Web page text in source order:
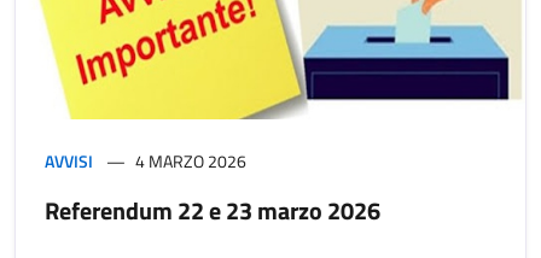
AVVISI 4 MARZO 2026
Referendum 22 e 23 marzo 2026